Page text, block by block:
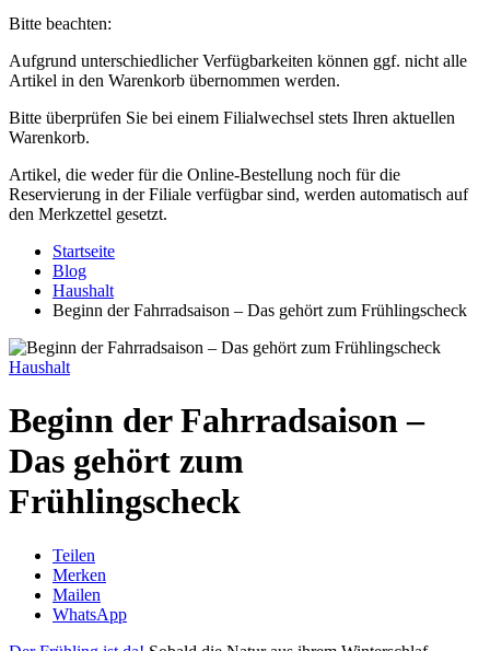
Bitte beachten:
Aufgrund unterschiedlicher Verfügbarkeiten können ggf. nicht alle
Artikel in den Warenkorb übernommen werden.
Bitte überprüfen Sie bei einem Filialwechsel stets Ihren aktuellen
Warenkorb.
Artikel, die weder für die Online-Bestellung noch für die
Reservierung in der Filiale verfügbar sind, werden automatisch auf
den Merkzettel gesetzt.
Startseite
Blog
Haushalt
Beginn der Fahrradsaison – Das gehört zum Frühlingscheck
Haushalt
Beginn der Fahrradsaison –
Das gehört zum
Frühlingscheck
Teilen
Merken
Mailen
WhatsApp